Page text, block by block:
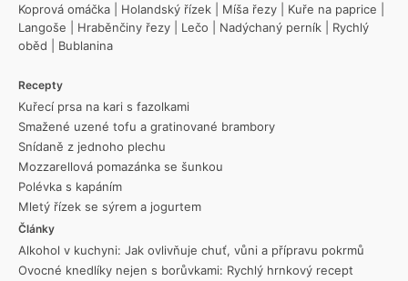
Koprová omáčka
Holandský řízek Míša řezy Kuře na paprice
Langoše
Hraběnčiny řezy Lečo Nadýchaný perník
Rychlý
oběd
Bublanina
Recepty
Kuřecí prsa na kari s fazolkami
Smažené uzené tofu a gratinované brambory
Snídaně z jednoho plechu
Mozzarellová pomazánka se šunkou
Polévka s kapáním
Mletý řízek se sýrem a jogurtem
Články
Alkohol v kuchyni: Jak ovlivňuje chuť, vůni a přípravu pokrmů
Ovocné knedlíky nejen s borůvkami: Rychlý hrnkový recept